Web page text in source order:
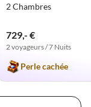
2 Chambres
729,- €
2 voyageurs / 7 Nuits
Perle cachée